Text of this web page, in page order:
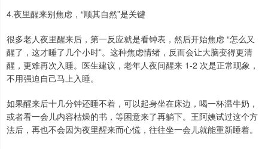
4.夜里醒来别焦虑，“顺其自然”是关键
很多老人夜里醒来后，第一反应就是看钟表，然后开始焦虑 “怎么又
醒了，这才睡了几个小时”。这种焦虑情绪，反而会让大脑变得更清
醒，更难再次入睡。医生建议，老年人夜间醒来 1-2 次是正常现象，
不用强迫自己马上入睡。
如果醒来后十几分钟还睡不着，可以起身坐在床边，喝一杯温牛奶，
或者看一会儿内容枯燥的书，等困意来了再躺下。王阿姨试过这个方
法后，再也不会因为夜里醒来而心慌，往往坐一会儿就能重新睡着。